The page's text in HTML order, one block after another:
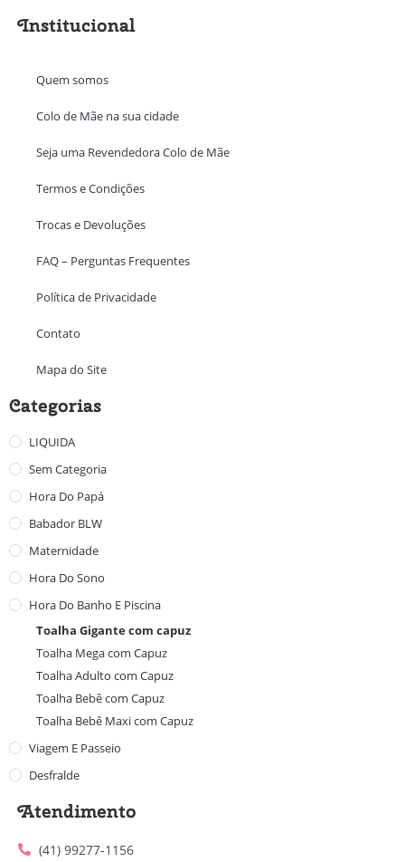
Institucional
Quem somos
Colo de Mãe na sua cidade
Seja uma Revendedora Colo de Mãe
Termos e Condições
Trocas e Devoluções
FAQ – Perguntas Frequentes
Política de Privacidade
Contato
Mapa do Site
Categorias
LIQUIDA
Sem Categoria
Hora Do Papá
Babador BLW
Maternidade
Hora Do Sono
Hora Do Banho E Piscina
Toalha Gigante com capuz
Toalha Mega com Capuz
Toalha Adulto com Capuz
Toalha Bebê com Capuz
Toalha Bebê Maxi com Capuz
Viagem E Passeio
Desfralde
Atendimento
(41) 99277-1156